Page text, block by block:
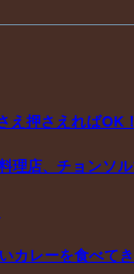
え押さえればOK
理店、チョンソ
カレーを食べて